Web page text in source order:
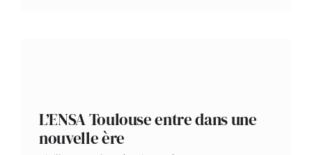
L’ENSA Toulouse entre dans une
nouvelle ère